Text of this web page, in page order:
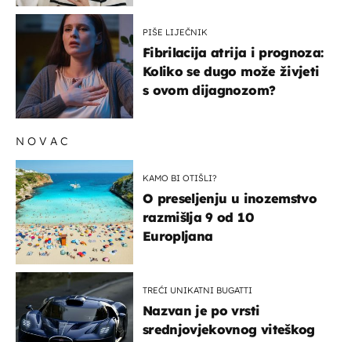
PIŠE LIJEČNIK
Fibrilacija atrija i prognoza:
Koliko se dugo može živjeti
s ovom dijagnozom?
NOVAC
KAMO BI OTIŠLI?
O preseljenju u inozemstvo
razmišlja 9 od 10
Europljana
TREĆI UNIKATNI BUGATTI
Nazvan je po vrsti
srednjovjekovnog viteškog